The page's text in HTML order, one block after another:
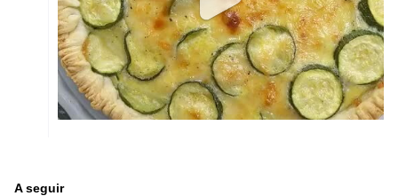
A seguir